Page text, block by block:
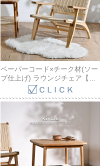
ペーパーコード×チーク材(ソー
プ仕上げ) ラウンジチェア【ア
ーム付き】 ETC231RX